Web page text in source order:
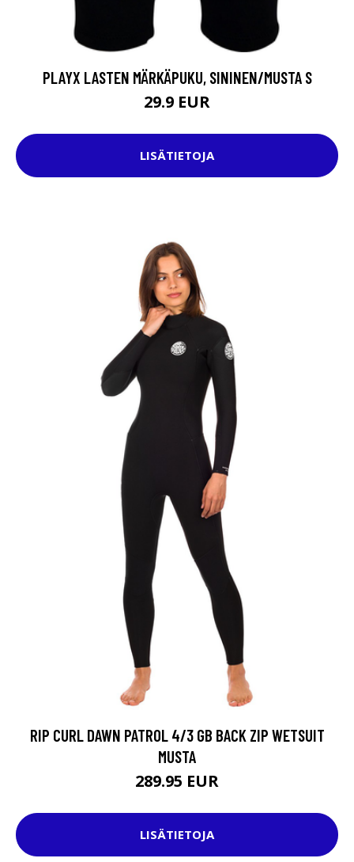
PLAYX LASTEN MÄRKÄPUKU, SININEN/MUSTA S
29.9 EUR
LISÄTIETOJA
RIP CURL DAWN PATROL 4/3 GB BACK ZIP WETSUIT
MUSTA
289.95 EUR
LISÄTIETOJA